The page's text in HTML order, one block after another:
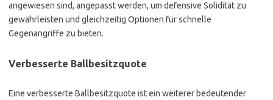
angewiesen sind, angepasst werden, um defensive Solidität zu
gewährleisten und gleichzeitig Optionen für schnelle
Gegenangriffe zu bieten.
Verbesserte Ballbesitzquote
Eine verbesserte Ballbesitzquote ist ein weiterer bedeutender